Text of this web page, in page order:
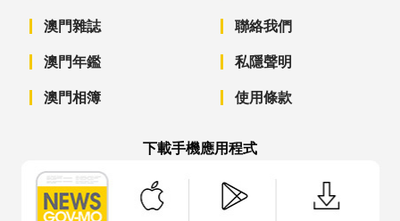
澳門雜誌
澳門年鑑
澳門相簿
聯絡我們
私隱聲明
使用條款
下載手機應用程式